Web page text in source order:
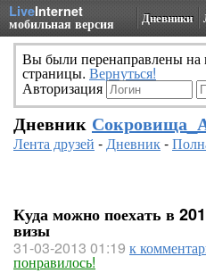
LiveInternet
мобильная версия Дневники
Вы были перенаправлены
страницы. Вернуться!
Авторизация
Дневник
Лента друзей -Дневник-
Куда можно поехать в
визы
31-03-2013 01:19 к
понравилось!